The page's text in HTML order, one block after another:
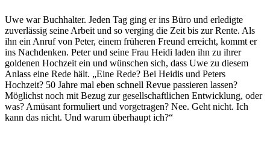
Uwe war Buchhalter. Jeden Tag ging er ins Büro und erledigte
zuverlässig seine Arbeit und so verging die Zeit bis zur Rente. Als
ihn ein Anruf von Peter, einem früheren Freund erreicht, kommt er
ins Nachdenken. Peter und seine Frau Heidi laden ihn zu ihrer
goldenen Hochzeit ein und wünschen sich, dass Uwe zu diesem
Anlass eine Rede hält. „Eine Rede? Bei Heidis und Peters
Hochzeit? 50 Jahre mal eben schnell Revue passieren lassen?
Möglichst noch mit Bezug zur gesellschaftlichen Entwicklung, oder
was? Amüsant formuliert und vorgetragen? Nee. Geht nicht. Ich
kann das nicht. Und warum überhaupt ich?“